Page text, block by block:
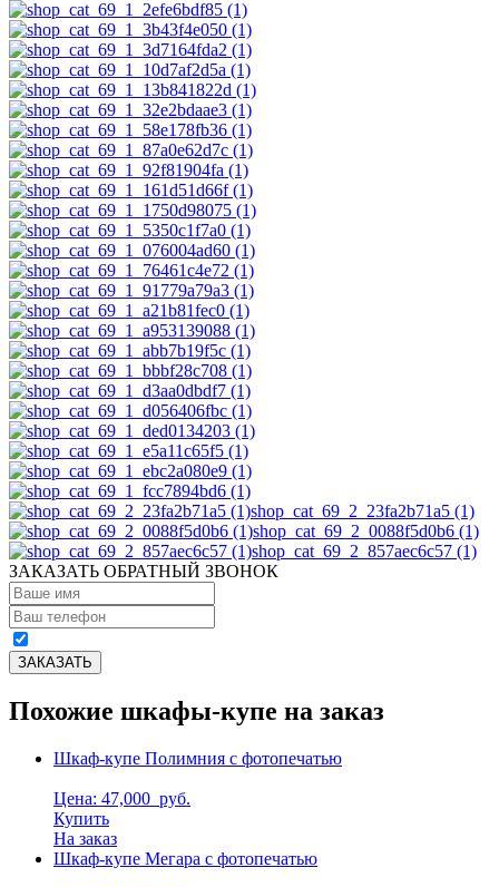
shop_cat_69_2_23fa2b71a5 (1)
shop_cat_69_2_0088f5d0b6 (1)
shop_cat_69_2_857aec6c57 (1)
ЗАКАЗАТЬ ОБРАТНЫЙ ЗВОНОК
Похожие шкафы-купе на заказ
Шкаф-купе Полимния с фотопечатью
Цена: 47,000 руб.
Купить
На заказ
Шкаф-купе Мегара с фотопечатью